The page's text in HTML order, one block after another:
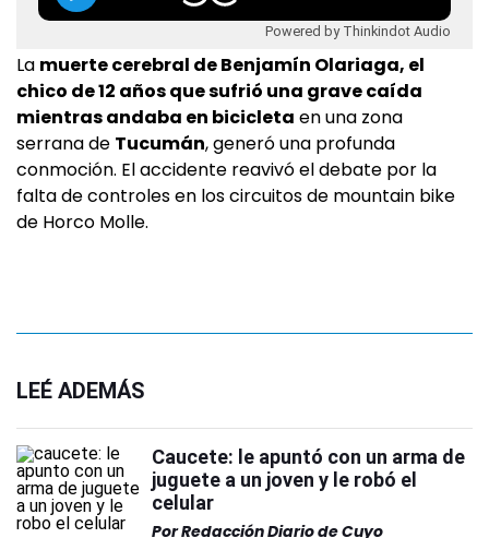
Powered by Thinkindot Audio
La muerte cerebral de Benjamín Olariaga, el
chico de 12 años que sufrió una grave caída
mientras andaba en bicicleta en una zona
serrana de Tucumán, generó una profunda
conmoción. El accidente reavivó el debate por la
falta de controles en los circuitos de mountain bike
de Horco Molle.
LEÉ ADEMÁS
Caucete: le apuntó con un arma de
juguete a un joven y le robó el
celular
PorRedacción Diario de Cuyo